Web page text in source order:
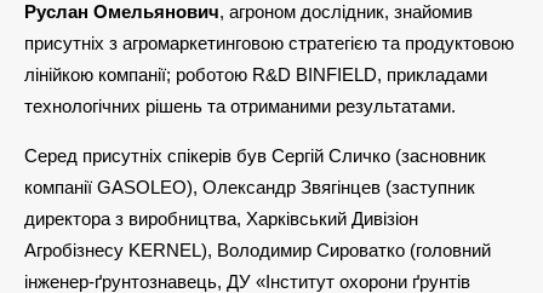
Руслан Омельянович, агроном дослідник, знайомив
присутніх з агромаркетинговою стратегією та продуктовою
лінійкою компанії; роботою R&D BINFIELD, прикладами
технологічних рішень та отриманими результатами.
Серед присутніх спікерів був Сергій Сличко (засновник
компанії GASOLEО), Олександр Звягінцев (заступник
директора з виробництва, Харківський Дивізіон
Агробізнесу KERNEL), Володимир Сироватко (головний
інженер-ґрунтознавець, ДУ «Інститут охорони ґрунтів